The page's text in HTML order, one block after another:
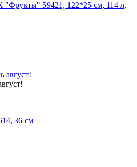
"Фрукты" 59421, 122*25 см, 114 л,
36 см